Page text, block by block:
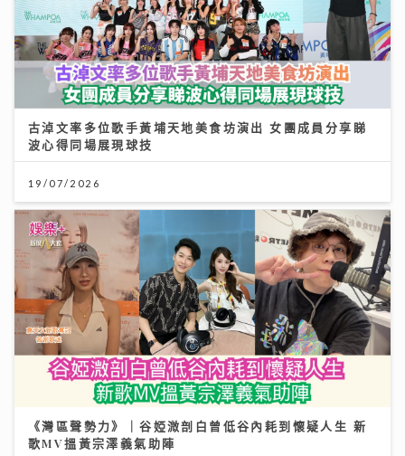
古淖文率多位歌手黃埔天地美食坊演出 女團成員分享睇
波心得同場展現球技
19/07/2026
《灣區聲勢力》｜谷婭溦剖白曾低谷內耗到懷疑人生 新
歌MV搵黃宗澤義氣助陣